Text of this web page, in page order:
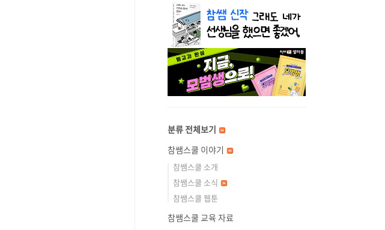
분류 전체보기
참쌤스쿨 이야기
참쌤스쿨 소개
참쌤스쿨 소식
참쌤스쿨 웹툰
참쌤스쿨 교육 자료